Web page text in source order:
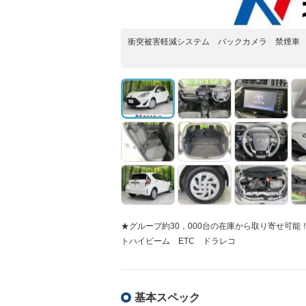
衝突被害軽減システム バックカメラ 禁煙車
★グループ約30，000台の在庫から取り寄せ
トハイビーム ETC ドラレコ
基本スペック